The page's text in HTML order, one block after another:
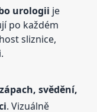
urologii je
po každém
sliznice,
svědění,
. Vizuálně